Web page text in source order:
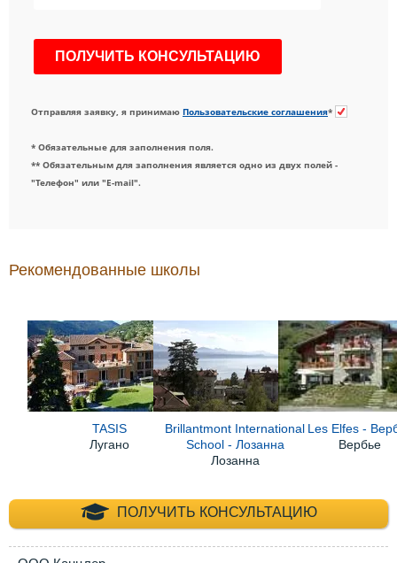
Отправляя заявку, я принимаю Пользовательские соглашения*
* Обязательные для заполнения поля.
** Обязательным для заполнения является одно из двух полей -
"Телефон" или "E-mail".
Рекомендованные школы
TASIS
Лугано
Brillantmont International
School - Лозанна
Лозанна
Les Elfes -
Вербье
ПОЛУЧИТЬ КОНСУЛЬТАЦИЮ
+7 (495) 660-35-